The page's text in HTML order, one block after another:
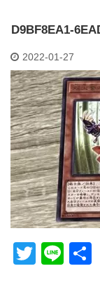
D9BF8EA1-
2022-01-27
T
Li